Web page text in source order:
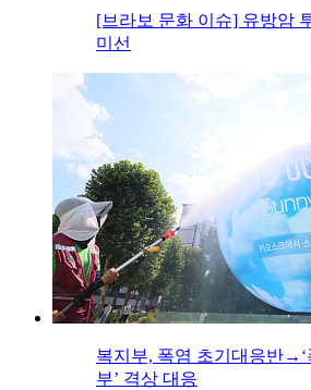
[브라보 문화 이슈] 유방암
미선
복지부, 폭염 초기대응반
부’ 격상 대응